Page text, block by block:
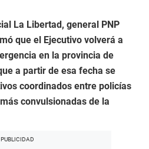
La Libertad, general PNP
que el Ejecutivo volverá a
en la provincia de
a partir de esa fecha se
coordinados entre policías
convulsionadas de la